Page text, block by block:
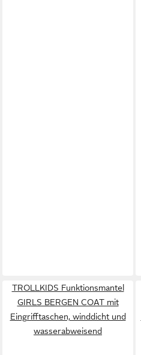
TROLLKIDS Funktionsmantel
GIRLS BERGEN COAT mit
Eingrifftaschen, winddicht und
wasserabweisend